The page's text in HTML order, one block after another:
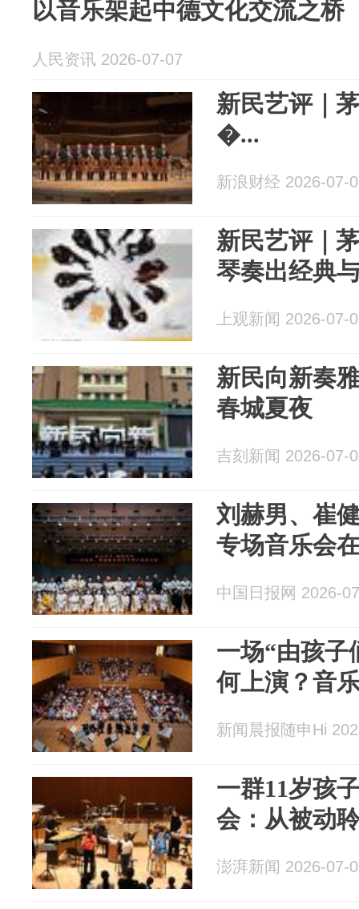
以音乐架起中德文化交流之桥
人民资讯 2026-07-07
新民艺评｜
�...
新浪财经 2026-07-
新民艺评｜
琴奏出经典
上观新闻 2026-07-
新民向新奏
春城夏夜
吉刻新闻 2026-07-
刘赫男、崔
专场音乐会
中国日报网 2026-
一场“由孩子
何上演？音
新闻晨报随申Hi
一群11岁孩
会：从被动
澎湃新闻 2026-07-